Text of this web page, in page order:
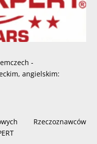
-
angielskim:
Rzeczoznawców